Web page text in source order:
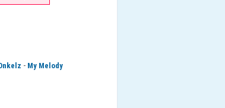
- My Melody